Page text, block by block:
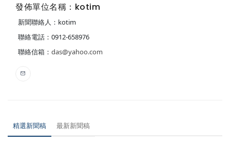
發佈單位名稱：kotim
新聞聯絡人：kotim
聯絡電話：0912-658976
聯絡信箱： das@yahoo.com
精選新聞稿 最新新聞稿